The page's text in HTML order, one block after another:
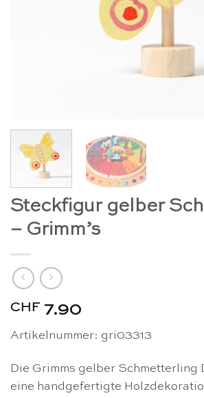
Steckfigur gelber
– Grimm’s
CHF 7.90
Artikelnummer: gri03313
Die Grimms gelber Schmetterling
eine handgefertigte